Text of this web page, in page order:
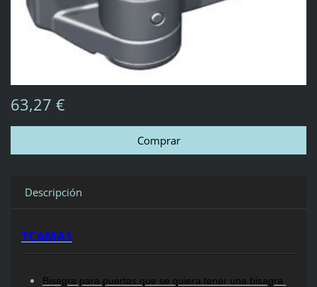
63,27 €
Descripción
TCAMA1
Bisagra para puertas que se quiera tener una bisagra